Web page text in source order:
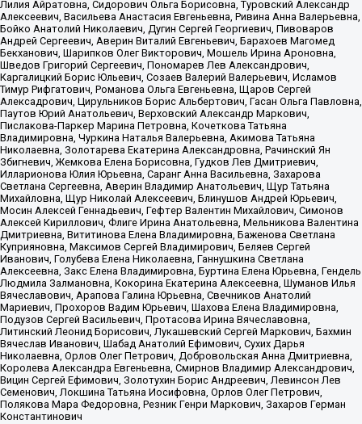
Лилия Айратовна, Сидорович Ольга Борисовна, Туровский Александр
Алексеевич, Васильева Анастасия Евгеньевна, Ривина Анна Валерьевна,
Бойко Анатолий Николаевич, Дугин Сергей Георгиевич, Пивоваров
Андрей Сергеевич, Аверин Виталий Евгеньевич, Барахоев Магомед
Бекханович, Шарипков Олег Викторович, Мошель Ирина Ароновна,
Шведов Григорий Сергеевич, Пономарев Лев Александрович,
Каргалицкий Борис Юльевич, Созаев Валерий Валерьевич, Исламов
Тимур Рифгатович, Романова Ольга Евгеньевна, Щаров Сергей
Алексадрович, Цирульников Борис Альбертович, Гасан Ольга Павловна,
Паутов Юрий Анатольевич, Верховский Александр Маркович,
Пислакова-Паркер Марина Петровна, Кочеткова Татьяна
Владимировна, Чуркина Наталья Валерьевна, Акимова Татьяна
Николаевна, Золотарева Екатерина Александровна, Рачинский Ян
Збигневич, Жемкова Елена Борисовна, Гудков Лев Дмитриевич,
Илларионова Юлия Юрьевна, Саранг Анна Васильевна, Захарова
Светлана Сергеевна, Аверин Владимир Анатольевич, Щур Татьяна
Михайловна, Щур Николай Алексеевич, Блинушов Андрей Юрьевич,
Мосин Алексей Геннадьевич, Гефтер Валентин Михайлович, Симонов
Алексей Кириллович, Флиге Ирина Анатольевна, Мельникова Валентина
Дмитриевна, Вититинова Елена Владимировна, Баженова Светлана
Куприяновна, Максимов Сергей Владимирович, Беляев Сергей
Иванович, Голубева Елена Николаевна, Ганнушкина Светлана
Алексеевна, Закс Елена Владимировна, Буртина Елена Юрьевна, Гендель
Людмила Залмановна, Кокорина Екатерина Алексеевна, Шуманов Илья
Вячеславович, Арапова Галина Юрьевна, Свечников Анатолий
Мариевич, Прохоров Вадим Юрьевич, Шахова Елена Владимировна,
Подузов Сергей Васильевич, Протасова Ирина Вячеславовна,
Литинский Леонид Борисович, Лукашевский Сергей Маркович, Бахмин
Вячеслав Иванович, Шабад Анатолий Ефимович, Сухих Дарья
Николаевна, Орлов Олег Петрович, Добровольская Анна Дмитриевна,
Королева Александра Евгеньевна, Смирнов Владимир Александрович,
Вицин Сергей Ефимович, Золотухин Борис Андреевич, Левинсон Лев
Семенович, Локшина Татьяна Иосифовна, Орлов Олег Петрович,
Полякова Мара Федоровна, Резник Генри Маркович, Захаров Герман
Константинович